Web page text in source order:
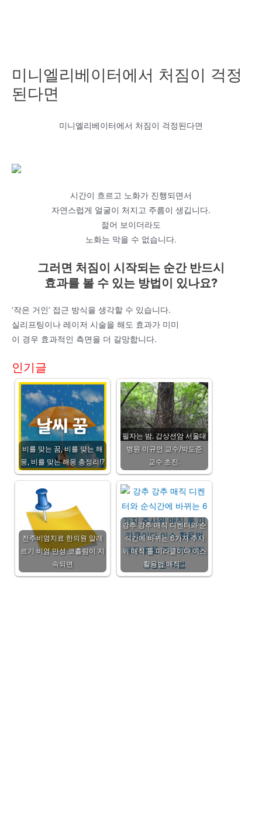
미니엘리베이터에서 처짐이 걱정
된다면
미니엘리베이터에서 처짐이 걱정된다면
시간이 흐르고 노화가 진행되면서
자연스럽게 얼굴이 처지고 주름이 생깁니다.
젊어 보이더라도
노화는 막을 수 없습니다.
그러면 처짐이 시작되는 순간 반드시
효과를 볼 수 있는 방법이 있나요?
‘작은 거인’ 접근 방식을 생각할 수 있습니다.
실리프팅이나 레이저 시술을 해도 효과가 미미
이 경우 효과적인 측면을 더 갈망합니다.
인기글
비를 맞는 꿈, 비를 맞는 해
몽, 비를 맞는 해몽 총정리!?
필자는 밤. 갑상선암 서울대
병원 이규언 교수/박도준
교수 초진.
전주비염치료 한의원 알레
르기 비염 만성 코흘림이 지
속되면
강추 강추 매직 디켄터와 순
식간에 바뀌는 6가지 주사
위 매직 툴 미라클이다 이스
활용법 매직…